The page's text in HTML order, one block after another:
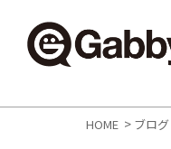
HOME > ブログ